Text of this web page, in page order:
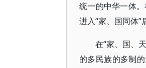
统一的中华一体
进入“家、国同体”
在“家、国、
的多民族的多制